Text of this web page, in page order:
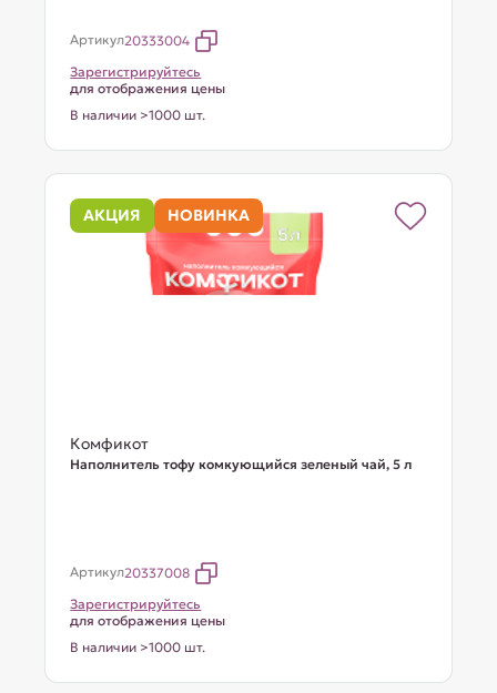
Артикул20333004
Зарегистрируйтесь
для отображения цены
В наличии >1000 шт.
АКЦИЯ НОВИНКА
Комфикот
Наполнитель тофу комкующийся зеленый чай, 5 л
Артикул20337008
Зарегистрируйтесь
для отображения цены
В наличии >1000 шт.